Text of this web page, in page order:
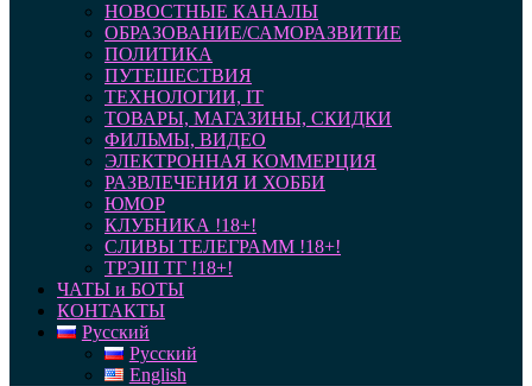
НОВОСТНЫЕ КАНАЛЫ
ОБРАЗОВАНИЕ/САМОРАЗВИТИЕ
ПОЛИТИКА
ПУТЕШЕСТВИЯ
ТЕХНОЛОГИИ, IT
ТОВАРЫ, МАГАЗИНЫ, СКИДКИ
ФИЛЬМЫ, ВИДЕО
ЭЛЕКТРОННАЯ КОММЕРЦИЯ
РАЗВЛЕЧЕНИЯ И ХОББИ
ЮМОР
КЛУБНИКА !18+!
СЛИВЫ ТЕЛЕГРАММ !18+!
ТРЭШ ТГ !18+!
ЧАТЫ и БОТЫ
КОНТАКТЫ
Русский
Русский
English